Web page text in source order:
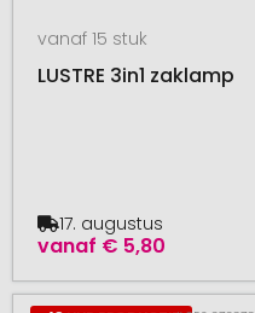
vanaf 15 stuk
LUSTRE 3in1 zaklamp
vanaf € 5,80
17. augustus